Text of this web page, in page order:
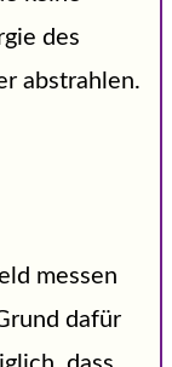
des
abstrahlen.
messen
dafür